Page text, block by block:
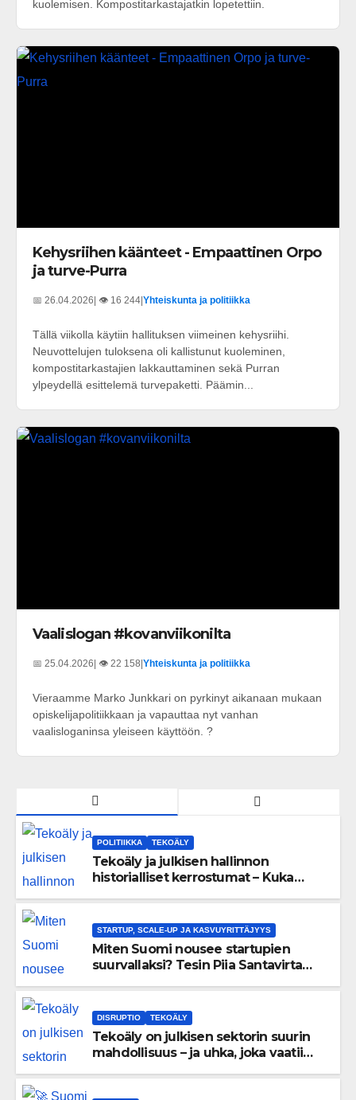
kuolemisen. Kompostitarkastajatkin lopetettiin.
Kehysriihen käänteet - Empaattinen Orpo
ja turve-Purra
📅 26.04.2026 | 👁️ 16 244 Yhteiskunta ja politiikka
Tällä viikolla käytiin hallituksen viimeinen kehysriihi.
Neuvottelujen tuloksena oli kallistunut kuoleminen,
kompostitarkastajien lakkauttaminen sekä Purran
ylpeydellä esittelemä turvepaketti. Päämin...
Vaalislogan #kovanviikonilta
📅 25.04.2026| 👁️ 22 158|Yhteiskunta ja politiikka
Vieraamme Marko Junkkari on pyrkinyt aikanaan mukaan
opiskelijapolitiikkaan ja vapauttaa nyt vanhan
vaalisloganinsa yleiseen käyttöön. ?
POLITIIKKA TEKOÄLY
Tekoäly ja julkisen hallinnon
historialliset kerrostumat – Kuka
STARTUP, SCALE-UP JA KASVUYRITTÄJYYS
Miten Suomi nousee startupien
suurvallaksi? Tesin Piia Santavirta
DISRUPTIO TEKOÄLY
Tekoäly on julkisen sektorin suurin
mahdollisuus – ja uhka, joka vaatii